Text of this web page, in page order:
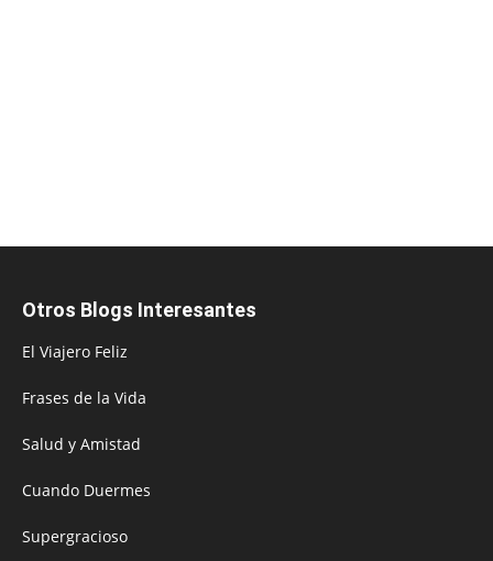
Otros Blogs Interesantes
El Viajero Feliz
Frases de la Vida
Salud y Amistad
Cuando Duermes
Supergracioso